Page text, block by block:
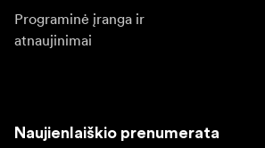
Programinė įranga ir
atnaujinimai
Naujienlaiškio prenumerata